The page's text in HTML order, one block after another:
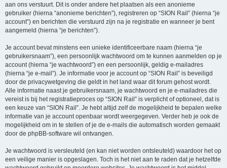
aan ons verstuurt. Dit is onder andere het plaatsen als een anonieme
gebruiker (hierna “anonieme berichten”), registreren op “SION Rail” (hierna “je
account”) en berichten die verstuurd zijn na je registratie en wanneer je bent
aangemeld (hierna “je berichten”).
Je account bevat minstens een unieke identificeerbare naam (hierna “je
gebruikersnaam”), een persoonlijk wachtwoord om te kunnen aanmelden op je
account (hierna “je wachtwoord”) en een persoonlijk, geldig e-mailadres
(hierna “je e-mail”). Je informatie voor je account op “SION Rail” is beveiligd
door de privacywetgeving die geldt in het land waar dit forum gehost wordt.
Alle informatie naast je gebruikersnaam, je wachtwoord en je e-mailadres die
vereist is bij het registratieproces op “SION Rail” is verplicht of optioneel, dat is
een keuze van “SION Rail”. Je hebt altijd zelf de mogelijkheid te bepalen welke
informatie van je account openbaar wordt weergegeven. Verder heb je ook de
mogelijkheid om in te stellen of je de e-mails die automatisch worden gemaakt
door de phpBB-software wil ontvangen.
Je wachtwoord is versleuteld (en kan niet worden ontsleuteld) waardoor het op
een veilige manier is opgeslagen. Toch is het niet aan te raden dat je hetzelfde